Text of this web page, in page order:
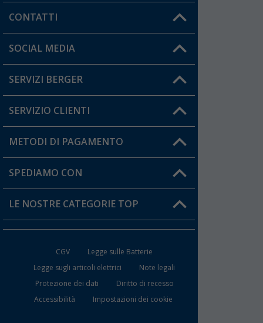
CONTATTI
Orari di apertura del servizio:
Hai una domanda?
SOCIAL MEDIA
SERVIZI BERGER
Diventare rivenditori
Il mio Account
Carta fedeltà Berger
SERVIZIO CLIENTI
Informazioni sulla spedizione
Resi
FAQ e Contatti
METODI DI PAGAMENTO
SPEDIAMO CON
LE NOSTRE CATEGORIE TOP
Mobili per il Campeggio
CGV
Legge sulle Batterie
Legge sugli articoli elettrici
Note legali
Protezione dei dati
Diritto di recesso
Accessibilità
Impostazioni dei cookie